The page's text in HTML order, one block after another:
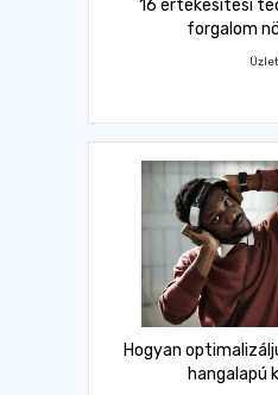
16 értékesítési
forgalom
Hogyan
hangalapú